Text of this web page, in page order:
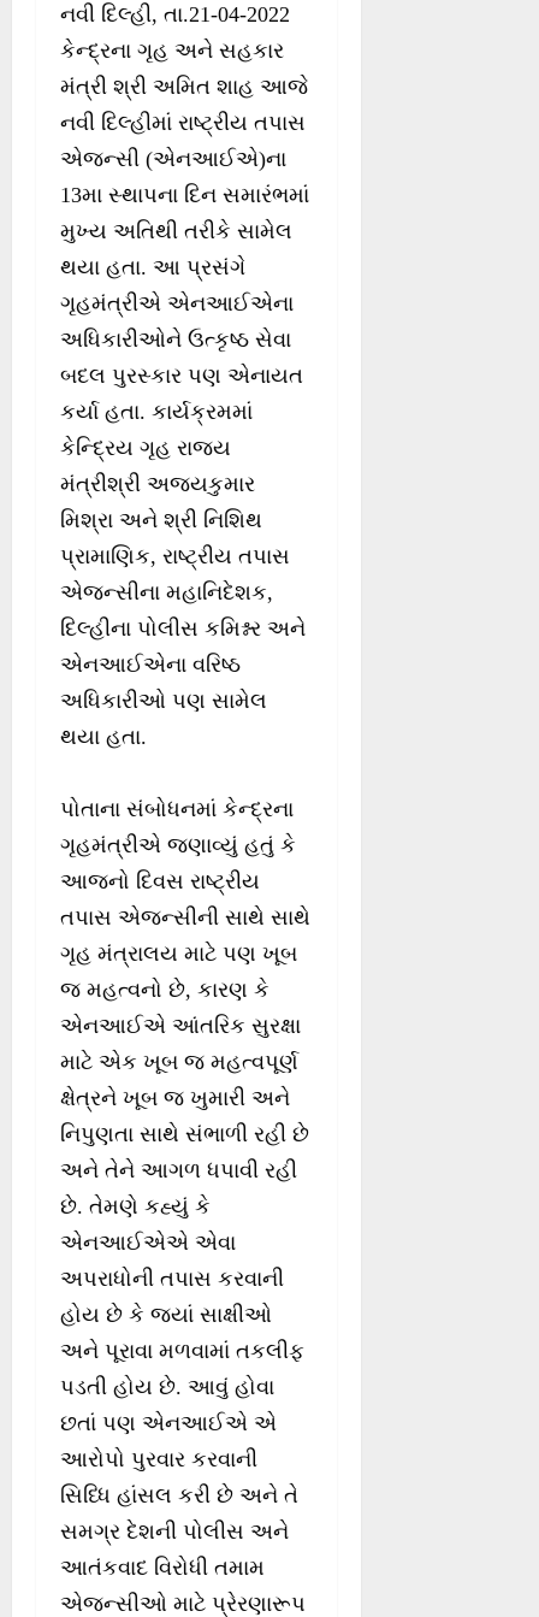
નવી દિલ્હી, તા.21-04-2022
કેન્દ્રના ગૃહ અને સહકાર
મંત્રી શ્રી અમિત શાહ આજે
નવી દિલ્હીમાં રાષ્ટ્રીય તપાસ
એજન્સી (એનઆઈએ)ના
13મા સ્થાપના દિન સમારંભમાં
મુખ્ય અતિથી તરીકે સામેલ
થયા હતા. આ પ્રસંગે
ગૃહમંત્રીએ એનઆઈએના
અધિકારીઓને ઉત્કૃષ્ઠ સેવા
બદલ પુરસ્કાર પણ એનાયત
કર્યા હતા. કાર્યક્રમમાં
કેન્દ્રિય ગૃહ રાજ્ય
મંત્રીશ્રી અજયકુમાર
મિશ્રા અને શ્રી નિશિથ
પ્રામાણિક, રાષ્ટ્રીય તપાસ
એજન્સીના મહાનિદેશક,
દિલ્હીના પોલીસ કમિશ્નર અને
એનઆઈએના વરિષ્ઠ
અધિકારીઓ પણ સામેલ
થયા હતા.
પોતાના સંબોધનમાં કેન્દ્રના
ગૃહમંત્રીએ જણાવ્યું હતું કે
આજનો દિવસ રાષ્ટ્રીય
તપાસ એજન્સીની સાથે સાથે
ગૃહ મંત્રાલય માટે પણ ખૂબ
જ મહત્વનો છે, કારણ કે
એનઆઈએ આંતરિક સુરક્ષા
માટે એક ખૂબ જ મહત્વપૂર્ણ
ક્ષેત્રને ખૂબ જ ખુમારી અને
નિપુણતા સાથે સંભાળી રહી છે
અને તેને આગળ ધપાવી રહી
છે. તેમણે કહ્યું કે
એનઆઈએએ એવા
અપરાધોની તપાસ કરવાની
હોય છે કે જ્યાં સાક્ષીઓ
અને પૂરાવા મળવામાં તકલીફ
પડતી હોય છે. આવું હોવા
છતાં પણ એનઆઈએ એ
આરોપો પુરવાર કરવાની
સિધ્ધિ હાંસલ કરી છે અને તે
સમગ્ર દેશની પોલીસ અને
આતંકવાદ વિરોધી તમામ
એજન્સીઓ માટે પ્રેરણારૂપ